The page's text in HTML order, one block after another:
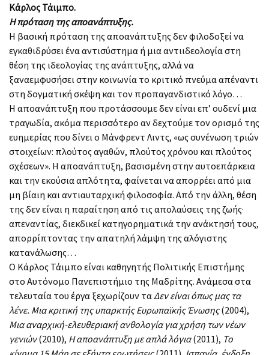
Κάρλος Τάιμπο.
Η πρόταση της αποανάπτυξης.
Η βασική πρόταση της αποανάπτυξης δεν φιλοδοξεί να
εγκαθιδρύσει ένα αντισύστημα ή μια αντιιδεολογία στη
θέση της ιδεολογίας της ανάπτυξης, αλλά να
ξαναεμφυσήσει στην κοινωνία το κριτικό πνεύμα απέναντι
στη δογματική σκέψη και τον προπαγανδιστικό λόγο…
Η αποανάπτυξη που προτάσσουμε δεν είναι επ’ ουδενί μια
τραγωδία, ακόμα περισσότερο αν δεχτούμε τον ορισμό της
ευημερίας που δίνει ο Μάνφρεντ Λιντς, «ως συνένωση τριών
στοιχείων: πλούτος αγαθών, πλούτος χρόνου και πλούτος
σχέσεων». Η αποανάπτυξη, βασισμένη στην αυτοεπάρκεια
και την εκούσια απλότητα, φαίνεται να απορρέει από μια
μη βίαιη και αντιαυταρχική φιλοσοφία. Από την άλλη, θέση
της δεν είναι η παραίτηση από τις απολαύσεις της ζωής·
απεναντίας, διεκδικεί κατηγορηματικά την ανάκτησή τους,
απορρίπτοντας την απατηλή λάμψη της αλόγιστης
κατανάλωσης…
Ο Κάρλος Τάιμπο είναι καθηγητής Πολιτικής Επιστήμης
στο Αυτόνομο Πανεπιστήμιο της Μαδρίτης. Ανάμεσα στα
τελευταία του έργα ξεχωρίζουν τα Δεν είναι όπως μας τα
λένε. Μια κριτική της υπαρκτής Ευρωπαϊκής Ένωσης(2004),
Μια αναρχική-ελευθεριακή ανθολογία για χρήση των νέων
γενιών(2010), Η αποανάπτυξη με απλά λόγια(2011), Το